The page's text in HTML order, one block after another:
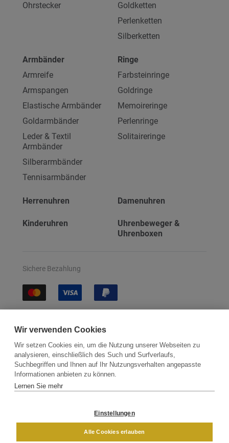
Ohrstecker
Goldketten
Perlenketten
Silberketten
Armbänder
Armreife
Armspangen
Elastische Armbänder
Goldarmbänder
Leder & Textil
Armbänder
Silberarmbänder
Tennisarmbänder
Ringe
Farbsteinringe
Goldringe
Memoireringe
Perlenringe
Solitaireringe
Herrenuhren Damenuhren
Kinderuhren
Uhrenbeweger &
Uhrenboxen
Sichere Bezahlung
Kontakt Newsletter Partner
Versand
DAMEN
Wir verwenden Cookies
Wir setzen Cookies ein, um die Nutzung unserer Webseiten zu
analysieren, einschließlich des Such und Surfverlaufs,
Suchbegriffen und Ihnen auf Ihr Nutzungsverhalten angepasste
Informationen anbieten zu können.
Lernen Sie mehr
Einstellungen
Alle Cookies erlauben